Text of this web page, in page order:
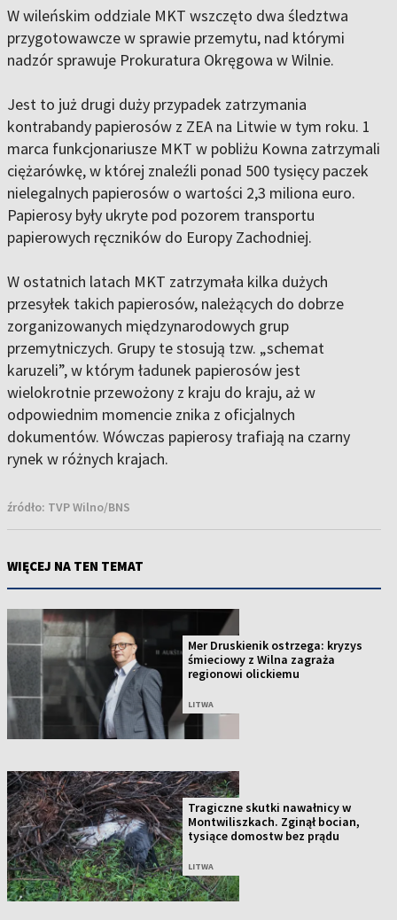
W wileńskim oddziale MKT wszczęto dwa śledztwa
przygotowawcze w sprawie przemytu, nad którymi
nadzór sprawuje Prokuratura Okręgowa w Wilnie.
Jest to już drugi duży przypadek zatrzymania
kontrabandy papierosów z ZEA na Litwie w tym roku. 1
marca funkcjonariusze MKT w pobliżu Kowna zatrzymali
ciężarówkę, w której znaleźli ponad 500 tysięcy paczek
nielegalnych papierosów o wartości 2,3 miliona euro.
Papierosy były ukryte pod pozorem transportu
papierowych ręczników do Europy Zachodniej.
W ostatnich latach MKT zatrzymała kilka dużych
przesyłek takich papierosów, należących do dobrze
zorganizowanych międzynarodowych grup
przemytniczych. Grupy te stosują tzw. „schemat
karuzeli”, w którym ładunek papierosów jest
wielokrotnie przewożony z kraju do kraju, aż w
odpowiednim momencie znika z oficjalnych
dokumentów. Wówczas papierosy trafiają na czarny
rynek w różnych krajach.
źródło: TVP Wilno/BNS
WIĘCEJ NA TEN TEMAT
Mer Druskienik ostrzega: kryzys
śmieciowy z Wilna zagraża
regionowi olickiemu
LITWA
Tragiczne skutki nawałnicy w
Montwiliszkach. Zginął bocian,
tysiące domostw bez prądu
LITWA